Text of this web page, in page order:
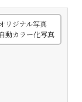
オリジナル写真
自動カラー化写真